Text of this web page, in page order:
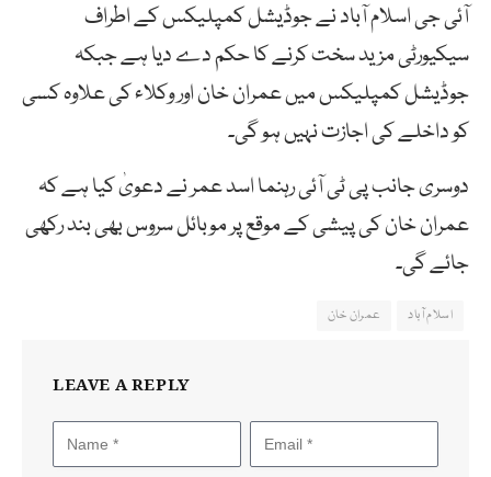
آئی جی اسلام آباد نے جوڈیشل کمپلیکس کے اطراف
سیکیورٹی مزید سخت کرنے کا حکم دے دیا ہے جبکہ
جوڈیشل کمپلیکس میں عمران خان اور وکلاء کی علاوہ کسی
کو داخلے کی اجازت نہیں ہو گی۔
دوسری جانب پی ٹی آئی رہنما اسد عمر نے دعویٰ کیا ہے کہ
عمران خان کی پیشی کے موقع پر موبائل سروس بھی بند رکھی
جائے گی۔
اسلام آباد عمران خان
LEAVE A REPLY